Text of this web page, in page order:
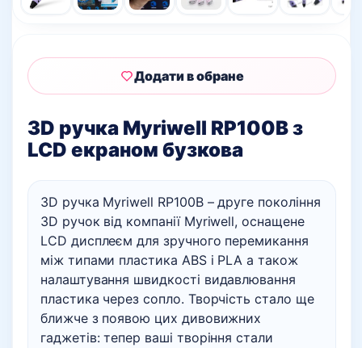
3D ручка Myriwell RP100B з
LCD екраном бузкова
3D ручка Myriwell RP100B – друге покоління
3D ручок від компанії Myriwell, оснащене
LCD дисплеєм для зручного перемикання
між типами пластика ABS і PLA а також
налаштування швидкості видавлювання
пластика через сопло. Творчість стало ще
ближче з появою цих дивовижних
гаджетів: тепер ваші творіння стали
Додати в обране